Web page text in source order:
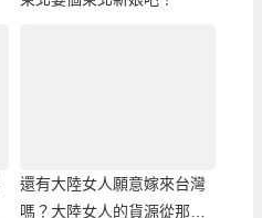
還有大陸女人願意嫁來台灣
嗎？大陸女人的貨源從那